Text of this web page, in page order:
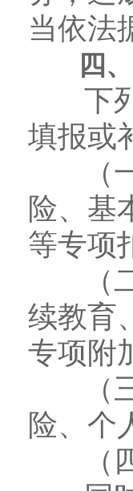
当依法
四、
下列
填报或
（一
险、基
等专项
（二
续教育
专项附
（三
险、个
（四